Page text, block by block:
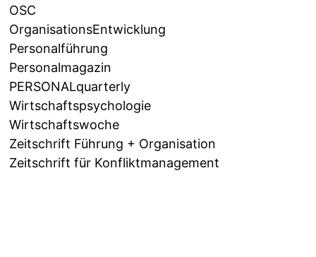
OSC
OrganisationsEntwicklung
Personalführung
Personalmagazin
PERSONALquarterly
Wirtschaftspsychologie
Wirtschaftswoche
Zeitschrift Führung + Organisation
Zeitschrift für Konfliktmanagement